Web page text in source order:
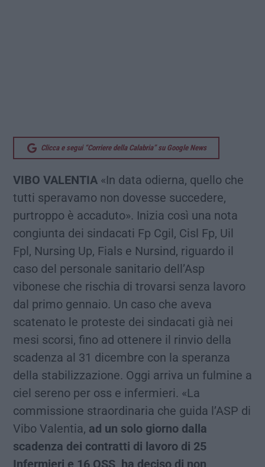
Clicca e segui “Corriere della Calabria” su Google News
VIBO VALENTIA «In data odierna, quello che
tutti speravamo non dovesse succedere,
purtroppo è accaduto». Inizia così una nota
congiunta dei sindacati Fp Cgil, Cisl Fp, Uil
Fpl, Nursing Up, Fials e Nursind, riguardo il
caso del personale sanitario dell’Asp
vibonese che rischia di trovarsi senza lavoro
dal primo gennaio. Un caso che aveva
scatenato le proteste dei sindacati già nei
mesi scorsi, fino ad ottenere il rinvio della
scadenza al 31 dicembre con la speranza
della stabilizzazione. Oggi arriva un fulmine a
ciel sereno per oss e infermieri. «La
commissione straordinaria che guida l’ASP di
Vibo Valentia, ad un solo giorno dalla
scadenza dei contratti di lavoro di 25
Infermieri e 16 OSS, ha deciso di non